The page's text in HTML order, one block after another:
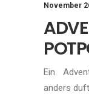
November
Ein
anders